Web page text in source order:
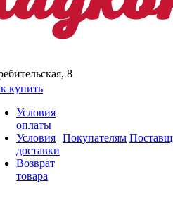
8
купить
Условия
оплаты
Условия
доставки
Возврат
товара
Покупателям